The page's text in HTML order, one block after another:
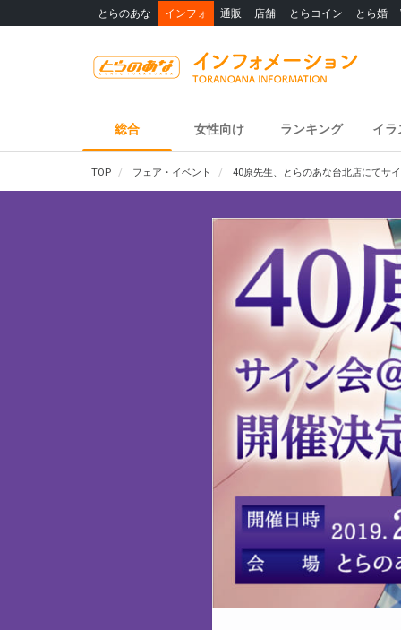
とらのあな インフォ 通販 店舗 とらコイン とら婚
総合 女性向け ランキング イラ
TOP フェア・イベント 40原先生、とらのあな台北店にてサ